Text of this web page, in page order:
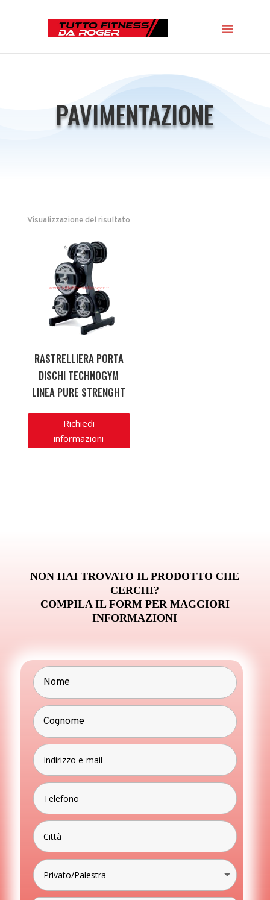
PAVIMENTAZIONE
Visualizzazione del risultato
RASTRELLIERA PORTA
DISCHI TECHNOGYM
LINEA PURE STRENGHT
Richiedi
informazioni
NON HAI TROVATO IL PRODOTTO CHE
CERCHI?
COMPILA IL FORM PER MAGGIORI
INFORMAZIONI